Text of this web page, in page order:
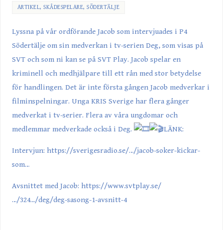
ARTIKEL,SKÅDESPELARE,SÖDERTÄLJE
Lyssna på vår ordförande Jacob som intervjuades i P4
Södertälje om sin medverkan i tv-serien Deg, som visas på
SVToch som ni kan se på SVT Play. Jacob spelar en
kriminell och medhjälpare till ett rån med stor betydelse
för handlingen. Det är inte första gången Jacob medverkar i
filminspelningar. Unga KRIS Sverige har flera gånger
medverkat i tv-serier. Flera av våra ungdomar och
medlemmar medverkade också i Deg.
LÄNK:
Intervjun: https://sverigesradio.se/…/jacob-soker-kickar-
som…
Avsnittet med Jacob: https://www.svtplay.se/
…/324…/deg/deg-sasong-1-avsnitt-4